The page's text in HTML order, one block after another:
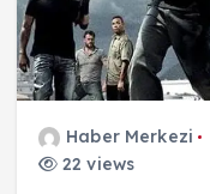
Haber Merkezi
22 views